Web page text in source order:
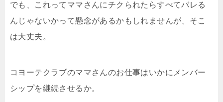
でも、これってママさんにチクられたらすべてバレる
んじゃないかって懸念があるかもしれませんが、そこ
は大丈夫。
コヨーテクラブのママさんのお仕事はいかにメンバー
シップを継続させるか。